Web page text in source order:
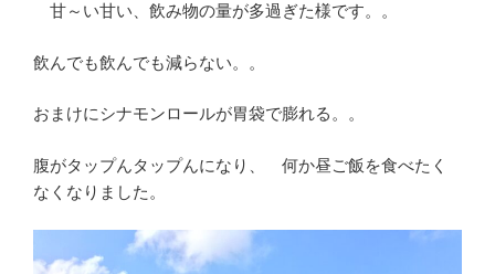
甘～い甘い、飲み物の量が多過ぎた様です。。
飲んでも飲んでも減らない。。
おまけにシナモンロールが胃袋で膨れる。。
腹がタップんタップんになり、 何か昼ご飯を食べたく
なくなりました。